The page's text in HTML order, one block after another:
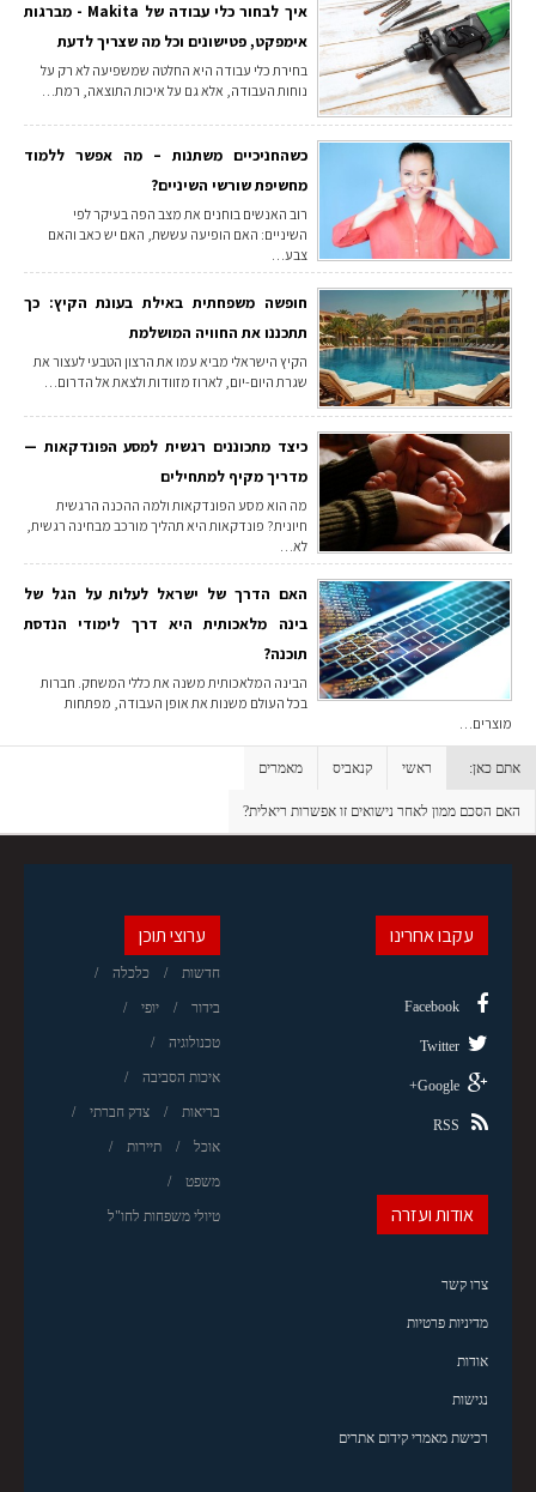
איך לבחור כלי עבודה של Makita - מברגות
אימפקט, פטישונים וכל מה שצריך לדעת
בחירת כלי עבודה היא החלטה שמשפיעה לא רק על
נוחות העבודה, אלא גם על איכות התוצאה, רמת…
כשהחניכיים משתנות – מה אפשר ללמוד
מחשיפת שורשי השיניים?
רוב האנשים בוחנים את מצב הפה בעיקר לפי
השיניים: האם הופיעה עששת, האם יש כאב והאם
צבע…
חופשה משפחתית באילת בעונת הקיץ: כך
תתכננו את החוויה המושלמת
הקיץ הישראלי מביא עמו את הרצון הטבעי לעצור את
שגרת היום-יום, לארוז מזוודות ולצאת אל הדרום…
כיצד מתכוננים רגשית למסע הפונדקאות —
מדריך מקיף למתחילים
מה הוא מסע הפונדקאות ולמה ההכנה הרגשית
חיונית? פונדקאות היא תהליך מורכב מבחינה רגשית,
לא…
האם הדרך של ישראל לעלות על הגל של
בינה מלאכותית היא דרך לימודי הנדסת
תוכנה?
הבינה המלאכותית משנה את כללי המשחק. חברות
בכל העולם משנות את אופן העבודה, מפתחות
מוצרים…
אתם כאן: ראשי קנאביס מאמרים
האם הסכם ממון לאחר נישואים זו אפשרות ריאלית?
ערוצי תוכן
חדשות כלכלה
בידור יופי
טכנולוגיה
איכות הסביבה
בריאות צדק חברתי
אוכל תיירות
משפט
טיולי משפחות לחו"ל
עקבו אחרינו
Facebook
Twitter
Google+
RSS
אודות ועזרה
צרו קשר
מדיניות פרטיות
אודות
נגישות
רכישת מאמרי קידום אתרים